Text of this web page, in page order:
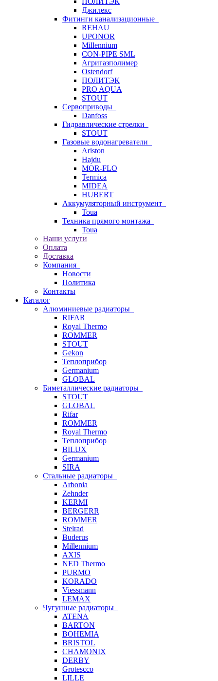
Джилекс
Фитинги канализационные
REHAU
UPONOR
Millennium
CON-PIPE SML
Агригазполимер
Ostendorf
ПОЛИТЭК
PRO AQUA
STOUT
Сервоприводы
Danfoss
Гидравлические стрелки
STOUT
Газовые водонагреватели
Ariston
Hajdu
MOR-FLO
Termica
MIDEA
HUBERT
Аккумуляторный инструмент
Toua
Техника прямого монтажа
Toua
Наши услуги
Оплата
Доставка
Компания
Новости
Политика
Контакты
Каталог
Алюминиевые радиаторы
RIFAR
Royal Thermo
ROMMER
STOUT
Gekon
Теплоприбор
Germanium
GLOBAL
Биметаллические радиаторы
STOUT
GLOBAL
Rifar
ROMMER
Royal Thermo
Теплоприбор
BILUX
Germanium
SIRA
Стальные радиаторы
Arbonia
Zehnder
KERMI
BERGERR
ROMMER
Stelrad
Buderus
Millennium
AXIS
NED Thermo
PURMO
KORADO
Viessmann
LEMAX
Чугунные радиаторы
ATENA
BARTON
BOHEMIA
BRISTOL
CHAMONIX
DERBY
Grotescco
LILLE